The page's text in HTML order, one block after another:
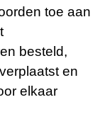
toe aan
besteld,
en
elkaar